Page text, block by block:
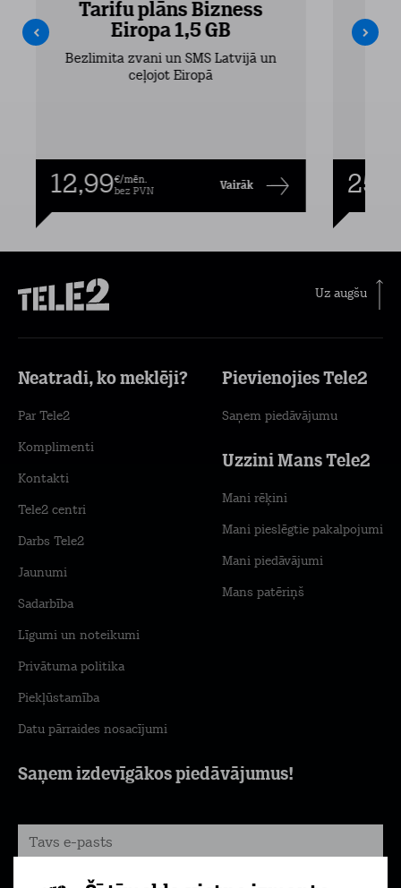
Tarifu plāns Bizness
Eiropa 1,5 GB
Bezlimita zvani un SMS Latvijā un
ceļojot Eiropā
12,99€/mēn.
bez PVN
Vairāk
Uz augšu
Saņem izdevīgākos piedāvājumus!
Neatradi, ko meklēji?
Par Tele2
Komplimenti
Kontakti
Tele2 centri
Darbs Tele2
Jaunumi
Sadarbība
Līgumi un noteikumi
Privātuma politika
Piekļūstamība
Datu pārraides nosacījumi
Pievienojies Tele2
Saņem piedāvājumu
Uzzini Mans Tele2
Mani rēķini
Mani pieslēgtie pakalpojumi
Mani piedāvājumi
Mans patēriņš